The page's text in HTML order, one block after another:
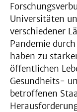
Universitäten
verschiedener
Pandemie
haben zu
öffentlichen
Gesundheits-
betroffenen